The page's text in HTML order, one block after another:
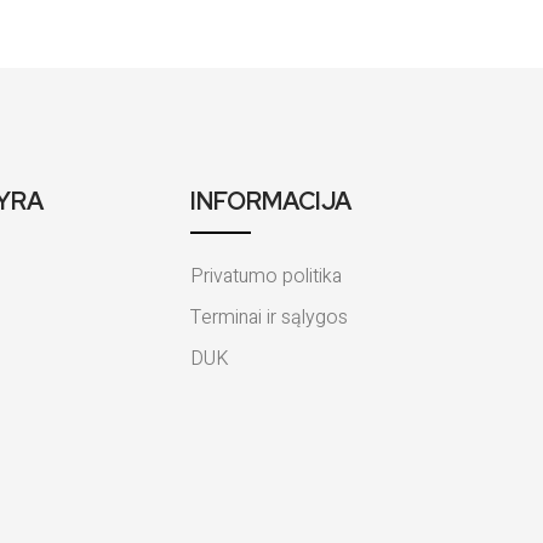
INFORMACIJA
Privatumo politika
Terminai ir sąlygos
DUK